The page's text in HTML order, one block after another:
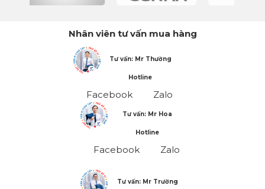
Nhân viên tư vấn mua hàng
Tư vấn: Mr Thường
Hotline
Facebook Zalo
Tư vấn: Mr Hoa
Hotline
Facebook Zalo
Tư vấn: Mr Trường